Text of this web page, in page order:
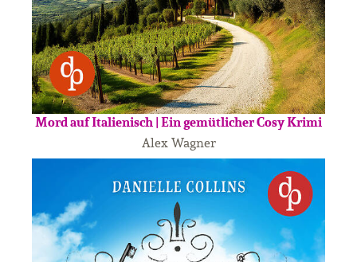
Mord auf Italienisch | Ein gemütlicher Cosy Krimi
Alex Wagner